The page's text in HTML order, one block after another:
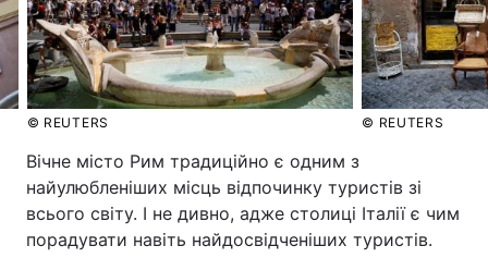
Техно і зв'язок Лайт
Зброя Інциденти
Здоров'я
Цікавинки Погода
Регіони
© REUTERS © REUTERS
Вічне місто Рим традиційно є одним з
найулюбленіших місць відпочинку туристів зі
всього світу. І не дивно, адже столиці Італії є чим
порадувати навіть найдосвідченіших туристів.